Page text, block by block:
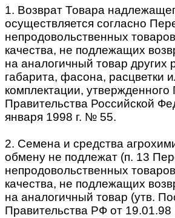
1. Возврат Товара
осуществляется согласно
непродовольственных
качества, не подлежащих
на аналогичный товар
габарита, фасона, расцветки
комплектации,
Правительства Российской
января 1998 г. № 55.
2. Семена и средства
обмену не подлежат (п. 13
непродовольственных
качества, не подлежащих
на аналогичный товар (утв.
Правительства РФ от